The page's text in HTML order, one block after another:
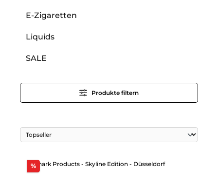
E-Zigaretten
Liquids
SALE
Produkte filtern
%Rabatt